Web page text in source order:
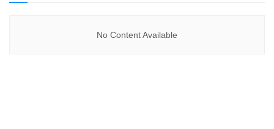
No Content Available